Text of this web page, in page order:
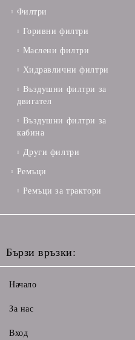
Филтри
Горивни филтри
Маслени филтри
Хидравлични филтри
Въздушни филтри за
двигател
Въздушни филтри за
кабина
Други филтри
Ремъци
Ремъци за трактори
Бързи връзки:
Начало
За нас
Вход